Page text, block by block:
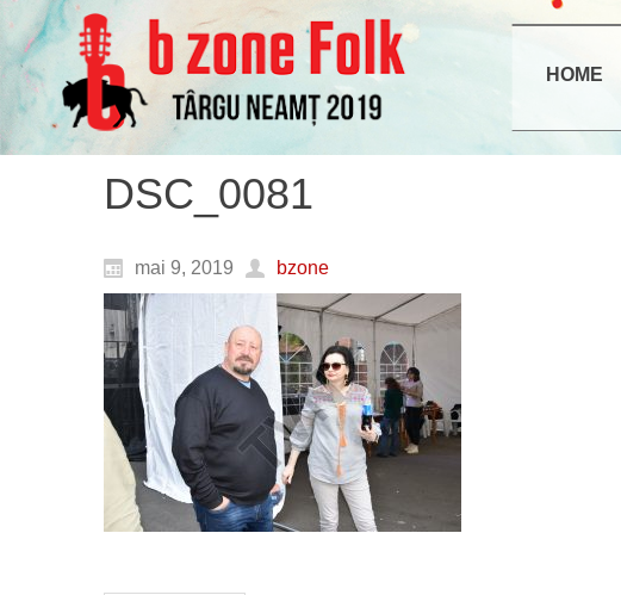
HOME
DSC_0081
mai 9, 2019 bzone